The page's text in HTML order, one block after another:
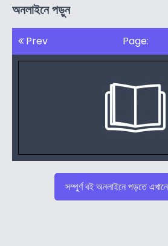
অনলাইনে পড়ুন
Prev Page:
সম্পুর্ণ বই অনলাইনে পড়তে